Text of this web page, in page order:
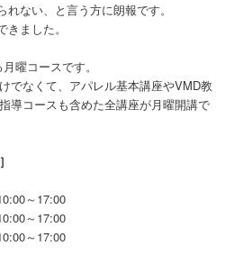
ない、と言う方に朗報です。
ました。
曜コースです。
でなくて、アパレル基本講座やVMD教
導コースも含めた全講座が月曜開講で
～17:00
～17:00
～17:00